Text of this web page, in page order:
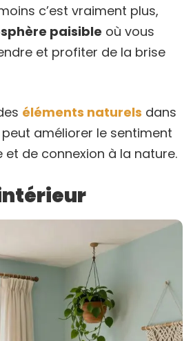
c’est vraiment plus,
paisible où vous
et profiter de la brise
éléments naturels dans
améliorer le sentiment
et de connexion à la nature.